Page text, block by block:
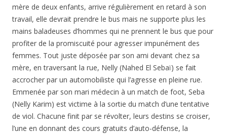
mère de deux enfants, arrive régulièrement en retard à son
travail, elle devrait prendre le bus mais ne supporte plus les
mains baladeuses d’hommes qui ne prennent le bus que pour
profiter de la promiscuité pour agresser impunément des
femmes. Tout juste déposée par son ami devant chez sa
mère, en traversant la rue, Nelly (Nahed El Sebaï) se fait
accrocher par un automobiliste qui l’agresse en pleine rue.
Emmenée par son mari médecin à un match de foot, Seba
(Nelly Karim) est victime à la sortie du match d’une tentative
de viol. Chacune finit par se révolter, leurs destins se croiser,
l’une en donnant des cours gratuits d’auto-défense, la